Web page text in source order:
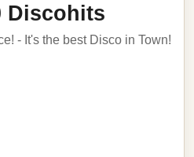
Discohits
- It's the best Disco in Town!